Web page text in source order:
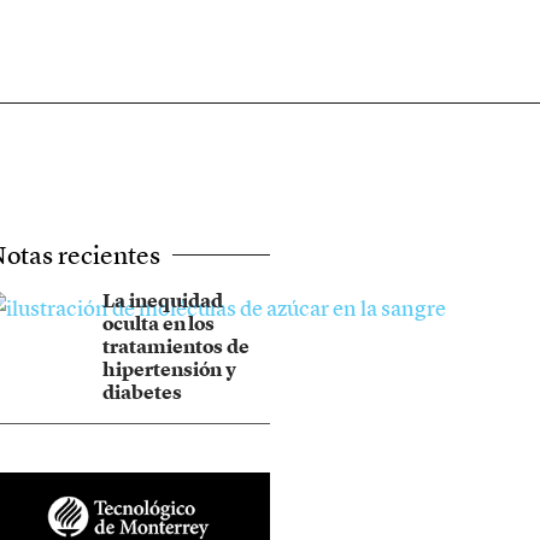
recientes
La inequidad
oculta en los
tratamientos de
hipertensión y
diabetes